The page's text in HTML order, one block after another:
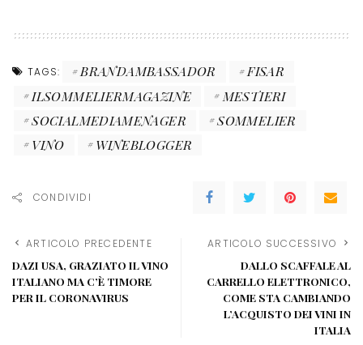
TAGS: BRANDAMBASSADOR
FISAR
ILSOMMELIERMAGAZINE
MESTIERI
SOCIALMEDIAMENAGER
SOMMELIER
VINO
WINEBLOGGER
CONDIVIDI
ARTICOLO PRECEDENTE
DAZI USA, GRAZIATO IL VINO
ITALIANO MA C’È TIMORE
PER IL CORONAVIRUS
ARTICOLO SUCCESSIVO
DALLO SCAFFALE AL
CARRELLO ELETTRONICO,
COME STA CAMBIANDO
L’ACQUISTO DEI VINI IN
ITALIA